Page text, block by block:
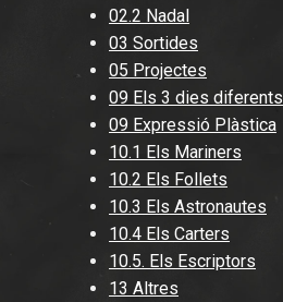
02.2 Nadal
03 Sortides
05 Projectes
09 Els 3 dies diferents
09 Expressió Plàstica
10.1 Els Mariners
10.2 Els Follets
10.3 Els Astronautes
10.4 Els Carters
10.5. Els Escriptors
13 Altres